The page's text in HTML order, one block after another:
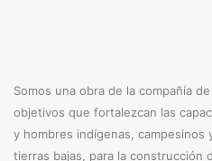
Somos una obra de la compañía
objetivos que fortalezcan las
y hombres indígenas,
tierras bajas, para la construcción